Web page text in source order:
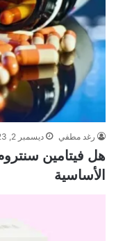
رغد مطفي ديسمبر 2, 2023
هل فيتامين
الأساسية